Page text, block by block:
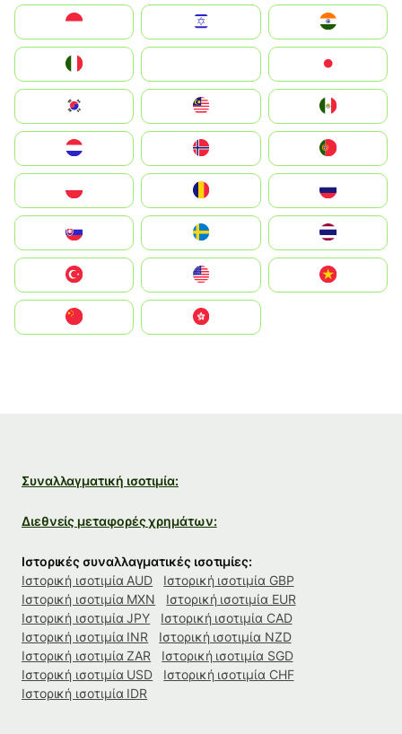
South Korea
United States
中國香港特別行政區
Συναλλαγματική ισοτιμία:
Διεθνείς μεταφορές χρημάτων:
Ιστορικές συναλλαγματικές ισοτιμίες:
Ιστορική ισοτιμία AUD
Ιστορική ισοτιμία GBP
Ιστορική ισοτιμία MXN
Ιστορική ισοτιμία EUR
Ιστορική ισοτιμία JPY
Ιστορική ισοτιμία CAD
Ιστορική ισοτιμία INR
Ιστορική ισοτιμία NZD
Ιστορική ισοτιμία ZAR
Ιστορική ισοτιμία SGD
Ιστορική ισοτιμία USD
Ιστορική ισοτιμία CHF
Ιστορική ισοτιμία IDR